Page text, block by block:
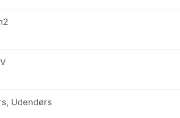
Udendørs